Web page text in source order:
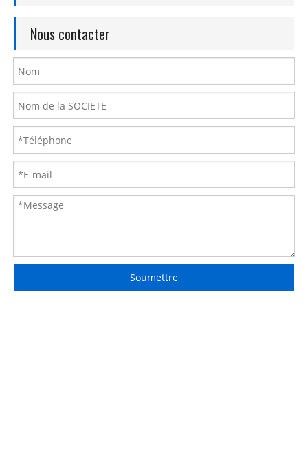
Nous contacter
Soumettre